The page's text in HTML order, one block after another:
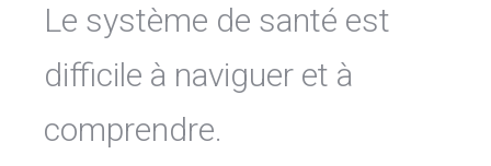
Le système de santé est
difficile à naviguer et à
comprendre.